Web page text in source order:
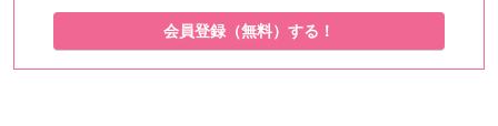
会員登録（無料）する！